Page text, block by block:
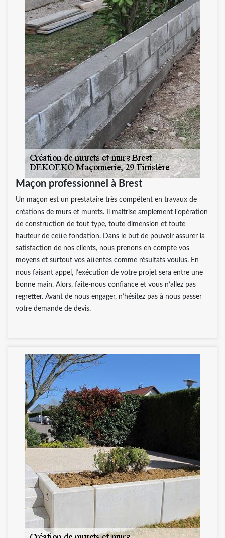
Maçon professionnel à Brest
Un maçon est un prestataire très compétent en travaux de
créations de murs et murets. Il maitrise amplement l’opération
de construction de tout type, toute dimension et toute
hauteur de cette fondation. Dans le but de pouvoir assurer la
satisfaction de nos clients, nous prenons en compte vos
moyens et surtout vos attentes comme résultats voulus. En
nous faisant appel, l’exécution de votre projet sera entre une
bonne main. Alors, faite-nous confiance et vous n’allez pas
regretter. Avant de nous engager, n’hésitez pas à nous passer
votre demande de devis.